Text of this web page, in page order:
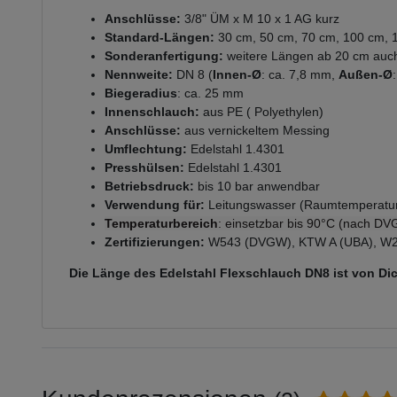
Anschlüsse: 3/8" ÜM x M 10 x 1 AG kurz
Standard-Längen: 30 cm, 50 cm, 70 cm, 100 cm,
Sonderanfertigung: weitere Längen ab 20 cm
Nennweite: DN 8 (Innen-Ø: ca. 7,8 mm, Außen-Ø
Biegeradius: ca. 25 mm
Innenschlauch: aus PE ( Polyethylen)
Anschlüsse: aus vernickeltem Messing
Umflechtung: Edelstahl 1.4301
Presshülsen: Edelstahl 1.4301
Betriebsdruck: bis 10 bar anwendbar
Verwendung für: Leitungswasser
Temperaturbereich: einsetzbar bis 90°C (nach
Zertifizierungen: W543 (DVGW), KTW A (UBA),
Die Länge des Edelstahl Flexschlauch DN8 ist von